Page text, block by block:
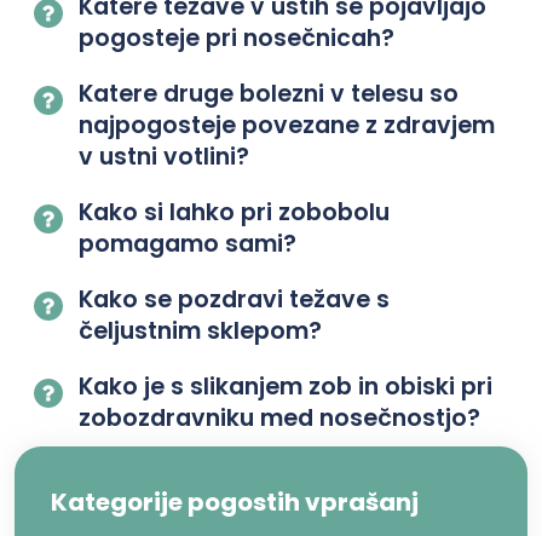
Katere težave v ustih se pojavljajo
pogosteje pri nosečnicah?
Katere druge bolezni v telesu so
najpogosteje povezane z zdravjem
v ustni votlini?
Kako si lahko pri zobobolu
pomagamo sami?
Kako se pozdravi težave s
čeljustnim sklepom?
Kako je s slikanjem zob in obiski pri
zobozdravniku med nosečnostjo?
Kategorije pogostih vprašanj